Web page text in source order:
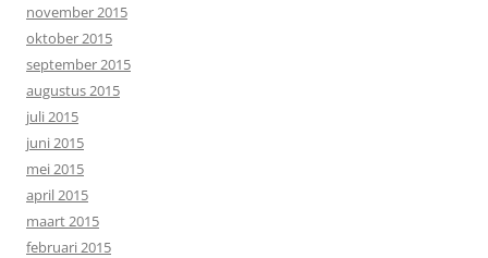
november 2015
oktober 2015
september 2015
augustus 2015
juli 2015
juni 2015
mei 2015
april 2015
maart 2015
februari 2015